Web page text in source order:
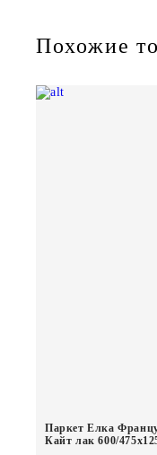
Похожие
Паркет Елка
Кайт лак 600/